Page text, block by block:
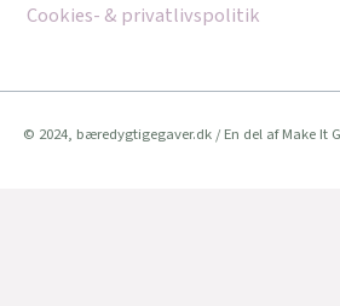
Cookies- & privatlivspolitik
© 2024, bæredygtigegaver.dk / En del af Make It